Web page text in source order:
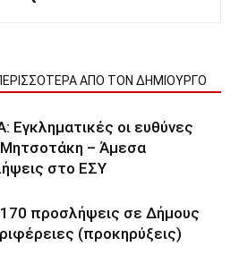
ΑΠΟ ΤΟΝ ΔΗΜΙΟΥΡΓΟ
Εγκληματικές οι ευθύνες
Μητσοτάκη – Άμεσα
στο ΕΣΥ
προσλήψεις σε Δήμους
(προκηρύξεις)